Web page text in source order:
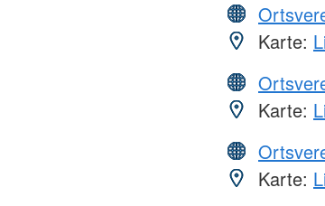
Karte:
Karte:
Karte: